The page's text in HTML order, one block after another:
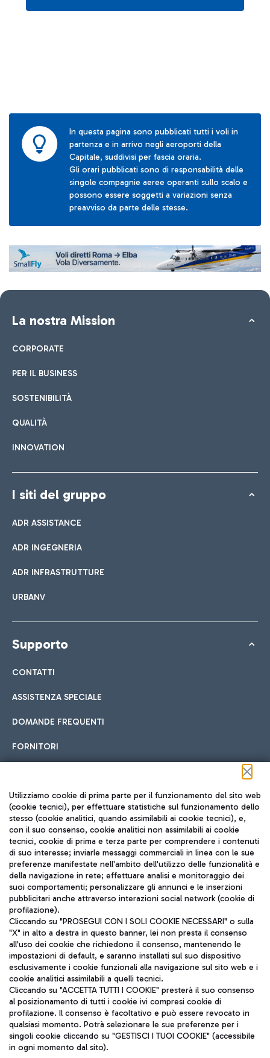
In questa pagina sono pubblicati tutti i voli in
partenza e in arrivo negli aeroporti della
Capitale, suddivisi per fascia oraria.
Gli orari pubblicati sono di responsabilità delle
singole compagnie aeree operanti sullo scalo e
possono essere soggetti a variazioni senza
preavviso da parte delle stesse.
La nostra Mission
CORPORATE
PER IL BUSINESS
SOSTENIBILITÀ
QUALITÀ
INNOVATION
I siti del gruppo
ADR ASSISTANCE
ADR INGEGNERIA
ADR INFRASTRUTTURE
URBANV
Supporto
CONTATTI
ASSISTENZA SPECIALE
DOMANDE FREQUENTI
FORNITORI
Seguici sui social
TRAVEL JOURNAL
ITA
Aeroporti di Roma S.p.A. - Società soggetta a direzione e
coordinamento di Mundys S.p.A.
Codice fiscale e Registro delle Imprese di Roma 13032990155 P.
IVA 06572251004
Capitale sociale 62.224.743,00 int. vers.
Sede legale: Via Pier Paolo Racchetti 1 - 00054 Fiumicino (RM)
telefono +39 06 65951
Utilizziamo cookie di prima parte per il funzionamento del sito web
(cookie tecnici), per effettuare statistiche sul funzionamento dello
stesso (cookie analitici, quando assimilabili ai cookie tecnici), e,
con il suo consenso, cookie analitici non assimilabili ai cookie
tecnici, cookie di prima e terza parte per comprendere i contenuti
di suo interesse; inviarle messaggi commerciali in linea con le sue
preferenze manifestate nell'ambito dell'utilizzo delle funzionalità e
della navigazione in rete; effettuare analisi e monitoraggio dei
suoi comportamenti; personalizzare gli annunci e le inserzioni
pubblicitari anche attraverso interazioni social network (cookie di
profilazione).
Cliccando su "PROSEGUI CON I SOLI COOKIE NECESSARI" o sulla
"X" in alto a destra in questo banner, lei non presta il consenso
all'uso dei cookie che richiedono il consenso, mantenendo le
impostazioni di default, e saranno installati sul suo dispositivo
esclusivamente i cookie funzionali alla navigazione sul sito web e i
cookie analitici assimilabili a quelli tecnici.
Cliccando su "ACCETTA TUTTI I COOKIE" presterà il suo consenso
al posizionamento di tutti i cookie ivi compresi cookie di
profilazione. Il consenso è facoltativo e può essere revocato in
qualsiasi momento. Potrà selezionare le sue preferenze per i
singoli cookie cliccando su "GESTISCI I TUOI COOKIE" (accessibile
in ogni momento dal sito).